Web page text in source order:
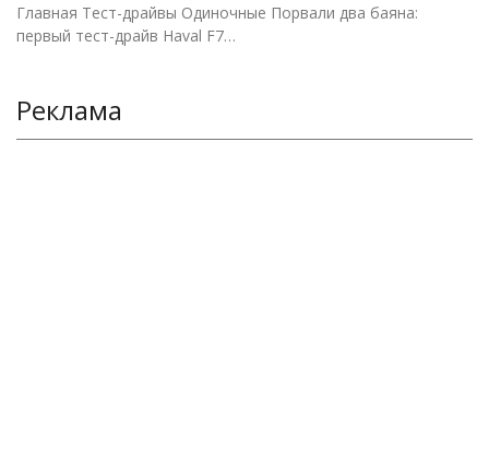
Главная Тест-драйвы Одиночные Порвали два баяна:
первый тест-драйв Haval F7…
Реклама